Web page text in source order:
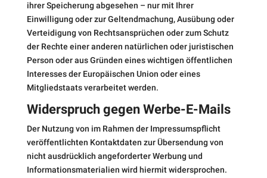
ihrer Speicherung abgesehen – nur mit Ihrer
Einwilligung oder zur Geltendmachung, Ausübung oder
Verteidigung von Rechtsansprüchen oder zum Schutz
der Rechte einer anderen natürlichen oder juristischen
Person oder aus Gründen eines wichtigen öffentlichen
Interesses der Europäischen Union oder eines
Mitgliedstaats verarbeitet werden.
Widerspruch gegen Werbe-E-Mails
Der Nutzung von im Rahmen der Impressumspflicht
veröffentlichten Kontaktdaten zur Übersendung von
nicht ausdrücklich angeforderter Werbung und
Informationsmaterialien wird hiermit widersprochen.